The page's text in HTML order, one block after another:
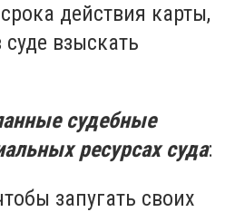
действия карты,
взыскать
судебные
ресурсах суда:
запугать своих